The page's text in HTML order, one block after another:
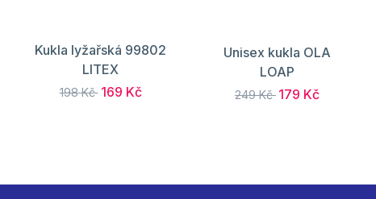
Kukla lyžařská 99802
LITEX
198 Kč 169 Kč
Unisex kukla OLA
LOAP
249 Kč 179 Kč